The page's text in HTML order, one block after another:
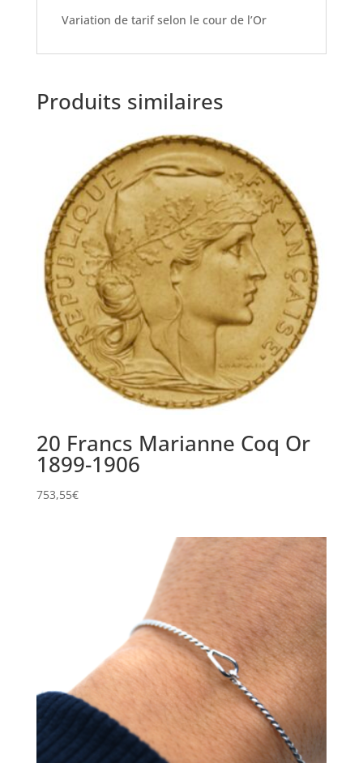
Variation de tarif selon le cour de l’Or
Produits similaires
20 Francs Marianne Coq Or
1899-1906
753,55€